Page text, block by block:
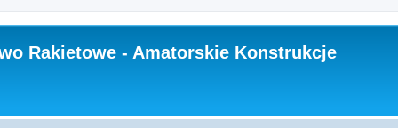
Rakietowe - Amatorskie Konstrukcje